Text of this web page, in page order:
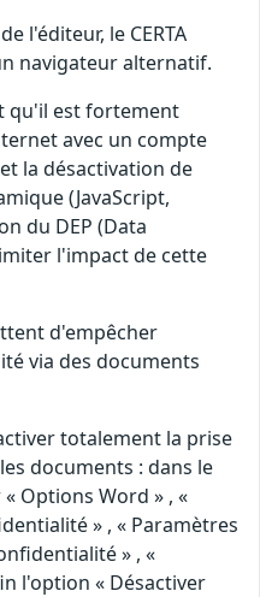
l'éditeur, le CERTA
navigateur alternatif.
qu'il est fortement
avec un compte
la désactivation de
(JavaScript,
du DEP (Data
l'impact de cette
d'empêcher
via des documents
totalement la prise
documents : dans le
Options Word » , «
» , « Paramètres
» , «
l'option « Désactiver